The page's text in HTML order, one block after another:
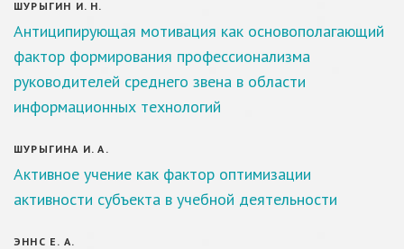
ШУРЫГИН И. Н.
Антиципирующая мотивация как основополагающий
фактор формирования профессионализма
руководителей среднего звена в области
информационных технологий
ШУРЫГИНА И. А.
Активное учение как фактор оптимизации
активности субъекта в учебной деятельности
ЭННС Е. А.